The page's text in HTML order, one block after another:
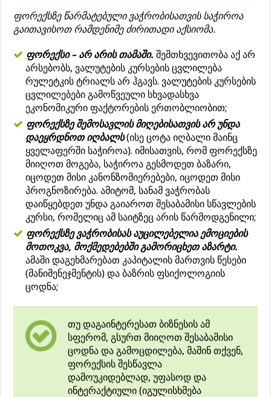
ფორექსზე წარმატებული ვაჭრობისათვის საჭიროა
გაითავისოთ რამდენიმე ძირითადი აქსიომა.
ფორექსი – არ არის თამაში. შემთხვევითობა აქ არ
არსებობს, ვალუტების კურსების ცვლილება
რულეტკის ტრიალს არ ჰგავს. ვალუტების კურსების
ცვლილებები გამოწვეული სხვადასხვა
ეკონომიკური ფაქტორების ერთობლიობით;
ფორექსზე შემოსავლის მიღებისათვის არ უნდა
დაეყრდნოთ იღბალს(ისე ცოტა იღბალი მაინც
ყველაფერში საჭიროა). იმისათვის, რომ ფორექსზე
მიიღოთ მოგება, საჭიროა გესმოდეთ ბაზარი,
იცოდეთ მისი კანონზომიერებები, იცოდეთ მისი
პროგნოზირება. ამიტომ, სანამ ვაჭრობას
დაიწყებდეთ უნდა გაიაროთ შესაბამისი სწავლების
კურსი, რომელიც ამ საიტზეც არის წარმოდგენილი;
ფორექსზე ვაჭრობისას აუცილებელია ემოციების
მოთოკვა, მოქმედებებში გამორიცხეთ აზარტი.
ამაში დაგეხმარებათ კაპიტალის მართვის წესები
(მანიმენეჯმენტის) და ბაზრის ფსიქოლოგიის
ცოდნა;
თუ დაგაინტერესათ ბიზნესის ამ
სფერომ, გსურთ მიიღოთ შესაბამისი
ცოდნა და გამოცდილება, მაშინ თქვენ,
ფორექსის შესწავლა
დამოუკიდებლად, უფასოდ და
ინტერაქტიული (იგულისხმება